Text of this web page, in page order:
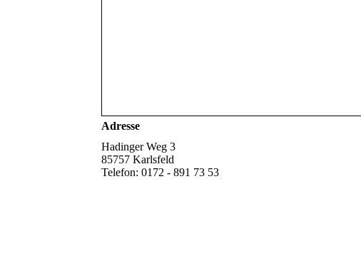
Adresse
Hadinger Weg 3
85757 Karlsfeld
Telefon: 0172 - 891 73 53